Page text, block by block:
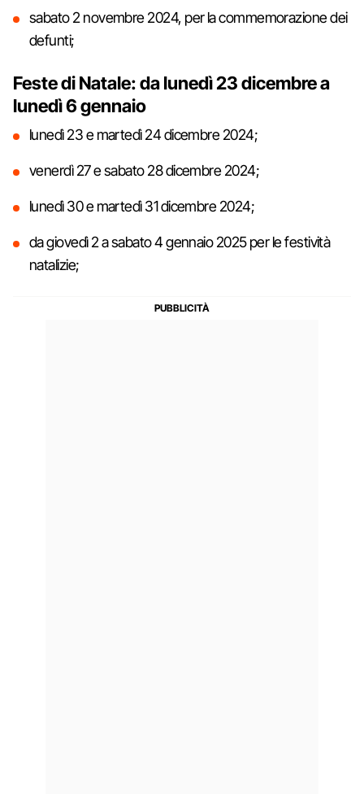
sabato 2 novembre 2024, per la commemorazione dei
defunti;
Feste di Natale: da lunedì 23 dicembre a
lunedì 6 gennaio
lunedì 23 e martedì 24 dicembre 2024;
venerdì 27 e sabato 28 dicembre 2024;
lunedì 30 e martedì 31 dicembre 2024;
da giovedì 2 a sabato 4 gennaio 2025 per le festività
natalizie;